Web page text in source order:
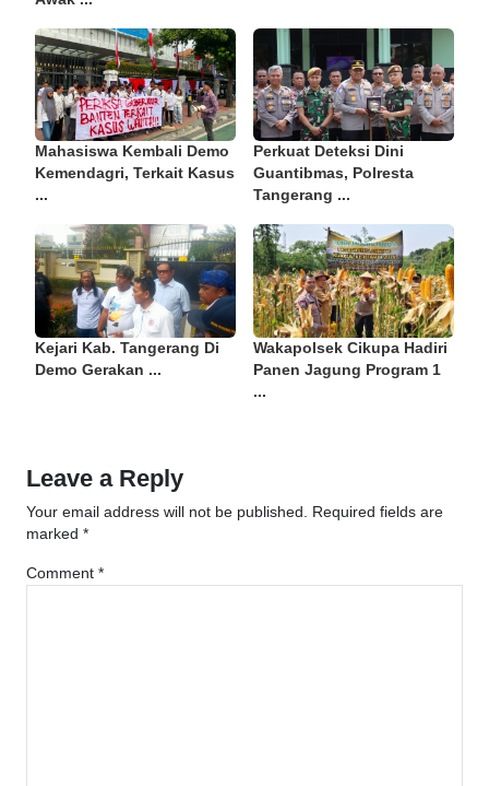
Mahasiswa Kembali Demo
Kemendagri, Terkait Kasus
...
Perkuat Deteksi Dini
Guantibmas, Polresta
Tangerang ...
Kejari Kab. Tangerang Di
Demo Gerakan ...
Wakapolsek Cikupa Hadiri
Panen Jagung Program 1
...
Leave a Reply
Your email address will not be published.
Required fields are
marked *
Comment *